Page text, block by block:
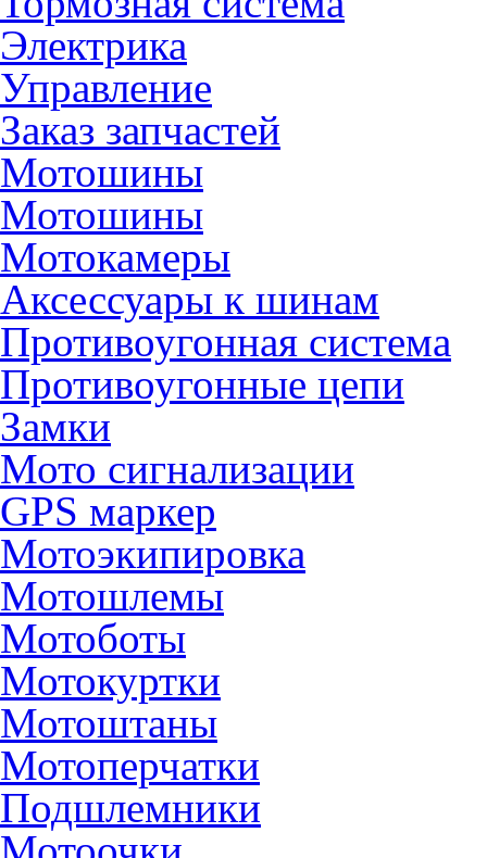
Электрика
Управление
Заказ запчастей
Мотошины
Мотошины
Мотокамеры
Аксессуары к шинам
Противоугонная система
Противоугонные цепи
Замки
Мото сигнализации
GPS маркер
Мотоэкипировка
Мотошлемы
Мотоботы
Мотокуртки
Мотоштаны
Мотоперчатки
Подшлемники